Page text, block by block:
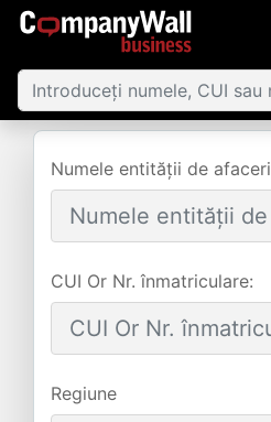
Numele entității de afaceri
CUI Or Nr. înmatriculare:
Regiune